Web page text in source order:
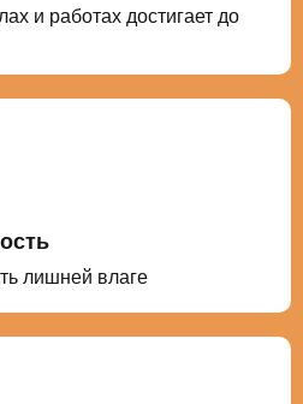
и работах достигает до
лишней влаге